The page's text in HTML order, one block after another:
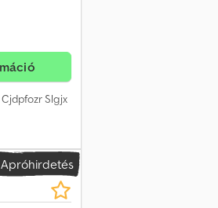
Cjdpfozr Slgjx
Apróhirdetés